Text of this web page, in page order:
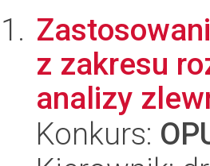
z zakresu
analizy
Konkurs: